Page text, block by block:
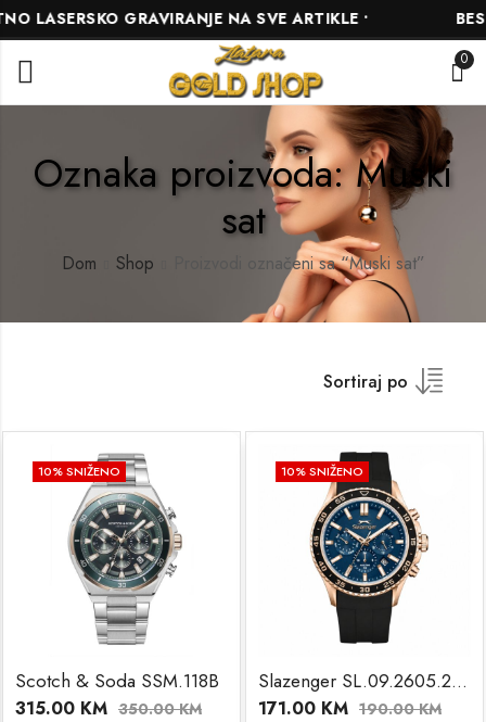
GRAVIRANJE NA SVE ARTIKLE •
0
Oznaka proizvoda: Muski
sat
Dom Shop Proizvodi označeni sa “Muski sat”
Sortiraj po
10% SNIŽENO
Scotch & Soda SSM.118B
315.00 KM 350.00KM
10% SNIŽENO
Slazenger SL.09.2605.2.491
171.00 KM 190.00KM